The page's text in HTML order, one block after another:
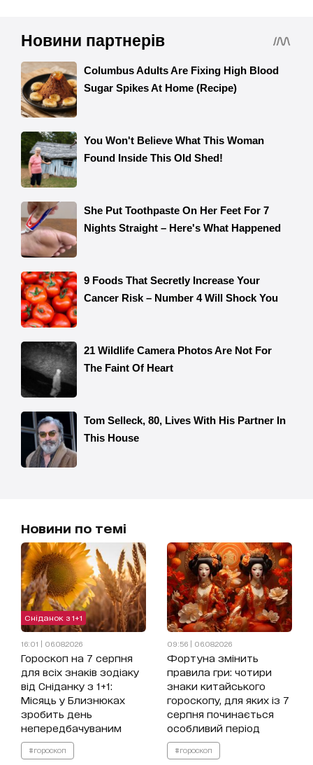
Новини по темі
Сніданок з 1+1
16:01 | 06.08.2026
Гороскоп на 7 серпня
для всіх знаків зодіаку
від Сніданку з 1+1:
Місяць у Близнюках
зробить день
непередбачуваним
#гороскоп
09:56 | 06.08.2026
Фортуна змінить
правила гри: чотири
знаки китайського
гороскопу, для яких із 7
серпня починається
особливий період
#гороскоп